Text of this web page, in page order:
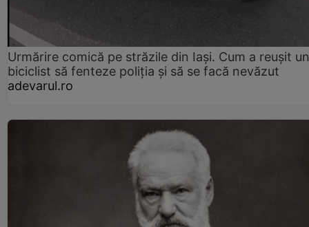
Urmărire comică pe străzile din Iași. Cum a reușit un
biciclist să fenteze poliția și să se facă nevăzut
adevarul.ro